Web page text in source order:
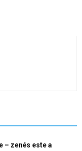
– zenés este a